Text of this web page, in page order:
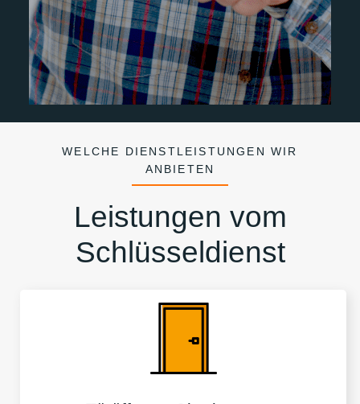
WELCHE DIENSTLEISTUNGEN WIR
ANBIETEN
Leistungen vom
Schlüsseldienst